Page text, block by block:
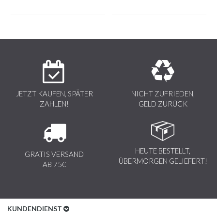
JETZT KAUFEN, SPÄTER
ZAHLEN!
NICHT ZUFRIEDEN,
GELD ZURÜCK
GRATIS VERSAND
AB 75€
HEUTE BESTELLT,
ÜBERMORGEN GELIEFERT!
KUNDENDIENST